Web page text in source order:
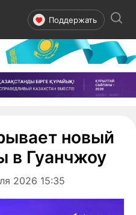
Поддержать
новый
в Гуанчжоу
2026 15:35